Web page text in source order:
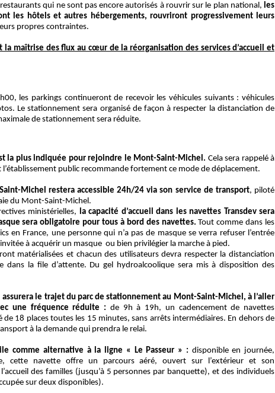
qui ne sont pas encore autorisés à rouvrir sur le plan national, les
les hôtels et autres hébergements, rouvriront progressivement leurs
propres contraintes.
la maîtrise des flux au cœur de la réorganisation des services d’accueil et
les parkings continueront de recevoir les véhicules suivants : véhicules
Le stationnement sera organisé de façon à respecter la distanciation de
de stationnement sera réduite.
la plus indiquée pour rejoindre le Mont-Saint-Michel. Cela sera rappelé à
l’établissement public recommande fortement ce mode de déplacement.
Michel restera accessible 24h/24 via son service de transport, piloté
du Mont-Saint-Michel.
ministérielles, la capacité d’accueil dans les navettes Transdev sera
sera obligatoire pour tous à bord des navettes. Tout comme dans les
en France, une personne qui n’a pas de masque se verra refuser l’entrée
à acquérir un masque ou bien privilégier la marche à pied.
matérialisées et chacun des utilisateurs devra respecter la distanciation
dans la file d’attente. Du gel hydroalcoolique sera mis à disposition des
assurera le trajet du parc de stationnement au Mont-Saint-Michel, à l’aller
une fréquence réduite : de 9h à 19h, un cadencement de navettes
de 18 places toutes les 15 minutes, sans arrêts intermédiaires. En dehors de
à la demande qui prendra le relai.
comme alternative à la ligne « Le Passeur » : disponible en journée,
cette navette offre un parcours aéré, ouvert sur l’extérieur et son
des familles (jusqu’à 5 personnes par banquette), et des individuels
sur deux disponibles).